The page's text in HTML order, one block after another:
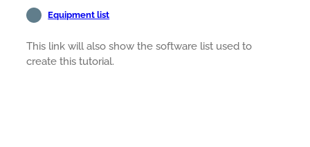
Equipment list
This link will also show the software list used to
create this tutorial.